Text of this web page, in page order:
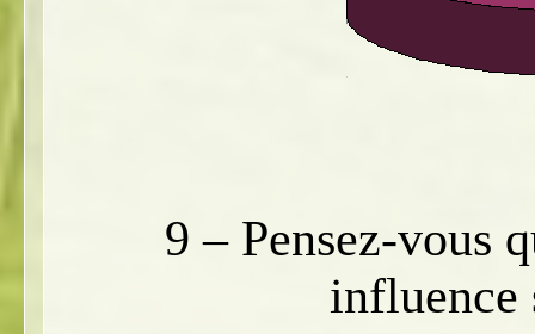
9 – Pensez-vous
influence